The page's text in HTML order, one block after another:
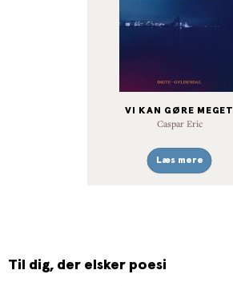
VI KAN GØRE MEGET
Caspar Eric
Læs mere
Til dig, der elsker poesi